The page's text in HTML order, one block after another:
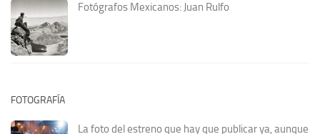
Fotógrafos Mexicanos: Juan Rulfo
FOTOGRAFÍA
La foto del estreno que hay que publicar ya, aunque